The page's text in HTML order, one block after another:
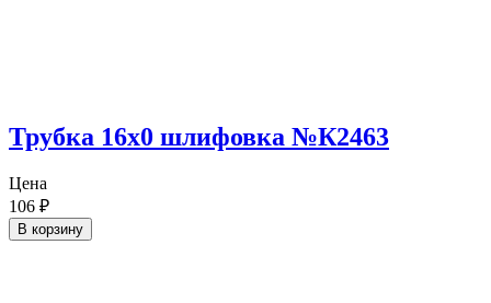
Трубка 16х0 шлифовка №К2463
Цена
106 ₽
В корзину